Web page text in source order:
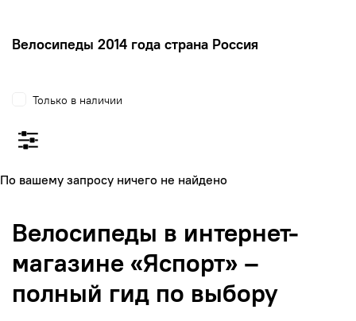
Велосипеды 2014 года страна Россия
По вашему запросу ничего не найдено
Велосипеды в интернет-
магазине «Яспорт» –
полный гид по выбору
Только в наличии